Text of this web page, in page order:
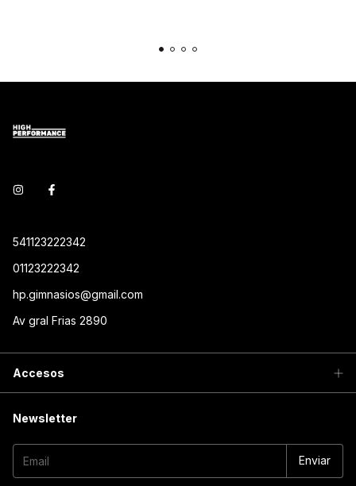
541123222342
01123222342
hp.gimnasios@gmail.com
Av gral Frias 2890
Accesos
Newsletter